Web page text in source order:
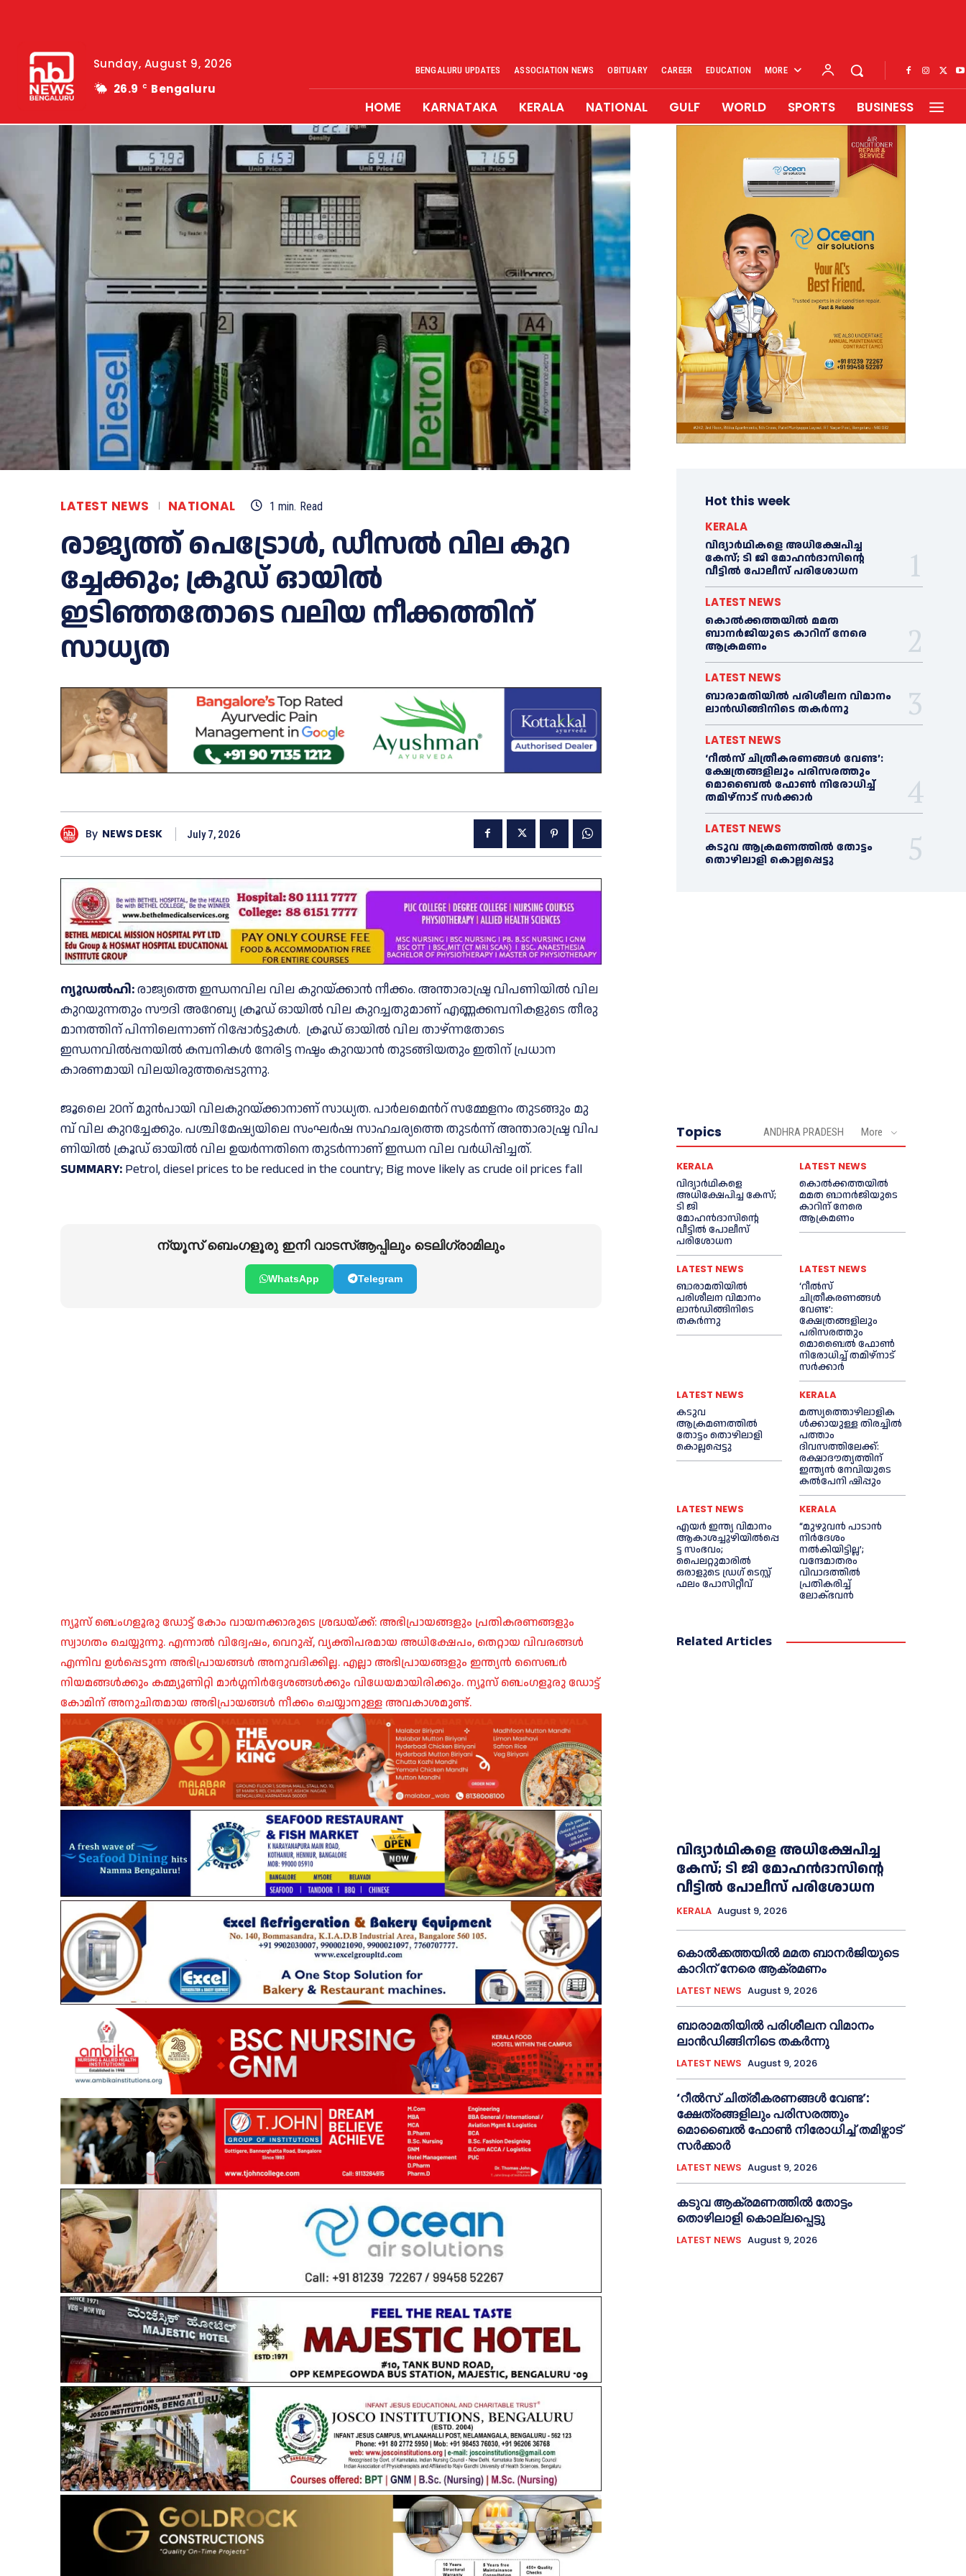
Sunday, August 9, 2026
26.9
C Bengaluru
BENGALURU UPDATES ASSOCIATION NEWS OBITUARY CAREER EDUCATION MORE
HOME KARNATAKA KERALA NATIONAL GULF WORLD SPORTS BUSINESS
LATEST NEWS NATIONAL 1 min. Read
രാ​ജ്യ​ത്ത് പെട്രോൾ, ഡീസൽ വില കു​റ​
ച്ചേ​ക്കും; ക്രൂഡ് ഓയിൽ
ഇടിഞ്ഞതോടെ വലിയ നീക്കത്തിന്
സാധ്യത
By NEWS DESK July 7, 2026
ന്യൂ​ഡ​ൽ​ഹി:രാ​ജ്യ​ത്തെ ഇ​ന്ധ​ന​വി​ല വി​ല കു​റ​യ്ക്കാ​ൻ നീ​ക്കം. അ​ന്താ​രാ​ഷ്ട്ര വി​പ​ണി​യി​ൽ വി​ല
കു​റ​യു​ന്ന​തും സൗ​ദി അ​റേ​ബ്യ ക്രൂ​ഡ് ഓ​യി​ൽ വി​ല കു​റ​ച്ച​തു​മാ​ണ് എ​ണ്ണ​ക്ക​മ്പ​നി​ക​ളു​ടെ തീ​രു​
മാ​ന​ത്തി​ന് പി​ന്നി​ലെ​ന്നാ​ണ് റി​പ്പോ​ർ​ട്ടു​ക​ൾ. ക്രൂഡ് ഓയിൽ വില താഴ്ന്നതോടെ
ഇന്ധനവിൽപ്പനയിൽ കമ്പനികൾ നേരിട്ട നഷ്ടം കുറയാൻ തുടങ്ങിയതും ഇതിന് പ്രധാന
കാരണമായി വിലയിരുത്തപ്പെടുന്നു.
ജൂ​ലൈ 20ന് ​മു​ൻ​പാ​യി വി​ല​കു​റ​യ്ക്കാ​നാ​ണ് സാ​ധ്യ​ത. പാ​ർ​ല​മെ​ന്‍റ് സ​മ്മേ​ള​നം തു​ട​ങ്ങും മു​
മ്പ് വി​ല കു​റ​ച്ചേ​ക്കും. പ​ശ്ചി​മേ​ഷ്യ​യി​ലെ സം​ഘ​ർ​ഷ സാ​ഹ​ച​ര്യ​ത്തെ തു​ട​ർ​ന്ന് അ​ന്താ​രാ​ഷ്ട്ര വി​പ​
ണി​യി​ൽ ക്രൂ​ഡ് ഓ​യി​ൽ വി​ല ഉ​യ​ർ​ന്ന​തി​നെ തു​ട​ർ​ന്നാ​ണ് ഇ​ന്ധ​ന വി​ല വ​ർ​ധി​പ്പി​ച്ച​ത്.
SUMMARY: Petrol, diesel prices to be reduced in the country; Big move likely as crude oil prices fall
ന്യൂസ് ബെംഗളൂരു ഇനി വാടസ്ആപ്പിലും ടെലിഗ്രാമിലും
WhatsApp Telegram
ന്യൂസ് ബെംഗളൂരു ഡോട്ട് കോം വായനക്കാരുടെ ശ്രദ്ധയ്ക്ക്: അഭിപ്രായങ്ങളും പ്രതികരണങ്ങളും
സ്വാഗതം ചെയ്യുന്നു. എന്നാൽ വിദ്വേഷം, വെറുപ്പ്, വ്യക്തിപരമായ അധിക്ഷേപം, തെറ്റായ വിവരങ്ങൾ
എന്നിവ ഉൾപ്പെടുന്ന അഭിപ്രായങ്ങൾ അനുവദിക്കില്ല. എല്ലാ അഭിപ്രായങ്ങളും ഇന്ത്യൻ സൈബർ
നിയമങ്ങൾക്കും കമ്മ്യൂണിറ്റി മാർഗ്ഗനിർദ്ദേശങ്ങൾക്കും വിധേയമായിരിക്കും. ന്യൂസ് ബെംഗളൂരു ഡോട്ട്
കോമിന് അനുചിതമായ അഭിപ്രായങ്ങൾ നീക്കം ചെയ്യാനുള്ള അവകാശമുണ്ട്.
Hot this week
KERALA
വിദ്യാര്‍ഥികളെ അധിക്ഷേപിച്ച
കേസ്; ടി ജി മോഹന്‍ദാസിന്റെ
വീട്ടില്‍ പോലീസ് പരിശോധന
LATEST NEWS
കൊല്‍ക്കത്തയില്‍ മമത
ബാനര്‍ജിയുടെ കാറിന് നേരെ
ആക്രമണം
LATEST NEWS
ബാരാമതിയില്‍ പരിശീലന വിമാനം
ലാന്‍ഡിങ്ങിനിടെ തകര്‍ന്നു
LATEST NEWS
‘റീല്‍സ് ചിത്രീകരണങ്ങള്‍ വേണ്ട’:
ക്ഷേത്രങ്ങളിലും പരിസരത്തും
മൊബൈല്‍ ഫോണ്‍ നിരോധിച്ച്‌
തമിഴ്നാട് സര്‍ക്കാര്‍
LATEST NEWS
കടുവ ആക്രമണത്തില്‍ തോട്ടം
തൊഴിലാളി കൊല്ലപ്പെട്ടു
Topics ANDHRA PRADESH More
KERALA
വിദ്യാര്‍ഥികളെ
അധിക്ഷേപിച്ച കേസ്;
ടി ജി
മോഹന്‍ദാസിന്റെ
വീട്ടില്‍ പോലീസ്
പരിശോധന
LATEST NEWS
കൊല്‍ക്കത്തയില്‍
മമത ബാനര്‍ജിയുടെ
കാറിന് നേരെ
ആക്രമണം
LATEST NEWS
ബാരാമതിയില്‍
പരിശീലന വിമാനം
ലാന്‍ഡിങ്ങിനിടെ
തകര്‍ന്നു
LATEST NEWS
‘റീല്‍സ്
ചിത്രീകരണങ്ങള്‍
വേണ്ട’:
ക്ഷേത്രങ്ങളിലും
പരിസരത്തും
മൊബൈല്‍ ഫോണ്‍
നിരോധിച്ച്‌ തമിഴ്നാട്
സര്‍ക്കാര്‍
LATEST NEWS
കടുവ
ആക്രമണത്തില്‍
തോട്ടം തൊഴിലാളി
കൊല്ലപ്പെട്ടു
KERALA
മത്സ്യത്തൊഴിലാളിക
ള്‍ക്കായുള്ള തിരച്ചില്‍
പത്താം
ദിവസത്തിലേക്ക്:
രക്ഷാദൗത്യത്തിന്
ഇന്ത്യൻ നേവിയുടെ
കല്‍പേനി ഷിപ്പും
LATEST NEWS
എയര്‍ ഇന്ത്യ വിമാനം
ആകാശച്ചുഴിയില്‍പ്പെ
ട്ട സംഭവം;
പൈലറ്റുമാരില്‍
ഒരാളുടെ ഡ്രഗ് ടെസ്റ്റ്
ഫലം പോസിറ്റീവ്
KERALA
“മുഴുവൻ പാടാൻ
നിര്‍ദേശം
നല്‍കിയിട്ടില്ല’;
വന്ദേമാതരം
വിവാദത്തില്‍
പ്രതികരിച്ച്‌
ലോക്ഭവൻ
Related Articles
വിദ്യാര്‍ഥികളെ അധിക്ഷേപിച്ച
കേസ്; ടി ജി മോഹന്‍ദാസിന്റെ
വീട്ടില്‍ പോലീസ് പരിശോധന
KERALA August 9, 2026
കൊല്‍ക്കത്തയില്‍ മമത ബാനര്‍ജിയുടെ
കാറിന് നേരെ ആക്രമണം
LATEST NEWS August 9, 2026
ബാരാമതിയില്‍ പരിശീലന വിമാനം
ലാന്‍ഡിങ്ങിനിടെ തകര്‍ന്നു
LATEST NEWS August 9, 2026
‘റീല്‍സ് ചിത്രീകരണങ്ങള്‍ വേണ്ട’:
ക്ഷേത്രങ്ങളിലും പരിസരത്തും
മൊബൈല്‍ ഫോണ്‍ നിരോധിച്ച്‌ തമിഴ്നാട്
സര്‍ക്കാര്‍
LATEST NEWS August 9, 2026
കടുവ ആക്രമണത്തില്‍ തോട്ടം
തൊഴിലാളി കൊല്ലപ്പെട്ടു
LATEST NEWS August 9, 2026